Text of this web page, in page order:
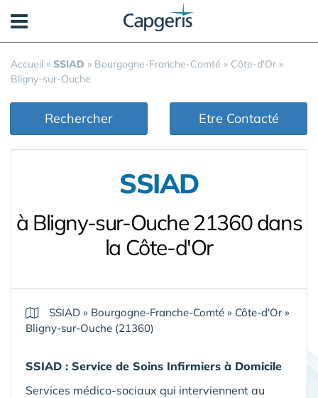
Accueil » SSIAD » Bourgogne-Franche-Comté » Côte-d'Or »
Bligny-sur-Ouche
Rechercher Etre Contacté
SSIAD
à Bligny-sur-Ouche 21360 dans
la Côte-d'Or
SSIAD » Bourgogne-Franche-Comté » Côte-d'Or»
Bligny-sur-Ouche (21360)
SSIAD : Service de Soins Infirmiers à Domicile
Services médico-sociaux qui interviennent au